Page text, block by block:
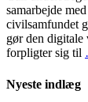
samarbejde
civilsamfundet
gør den digitale
forpligter sig til
Nyeste indlæg